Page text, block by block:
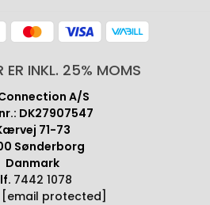
ER INKL. 25% MOMS
A/S
DK27907547
71-73
Sønderborg
Danmark
7442 1078
[email protected]